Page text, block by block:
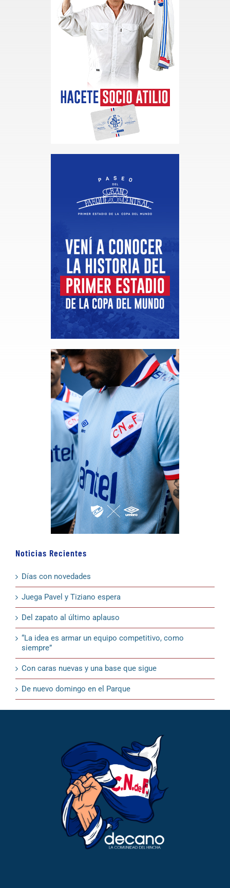
Noticias Recientes
Días con novedades
Juega Pavel y Tiziano espera
Del zapato al último aplauso
“La idea es armar un equipo competitivo, como
siempre”
Con caras nuevas y una base que sigue
De nuevo domingo en el Parque